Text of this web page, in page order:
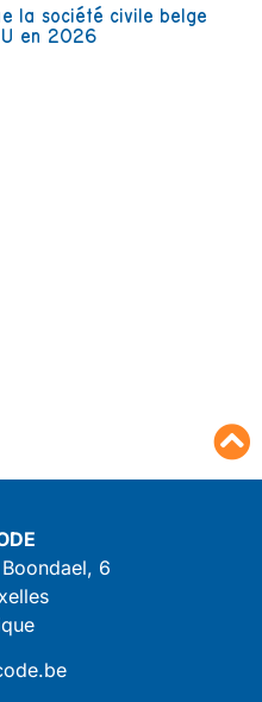
la société civile belge
en 2026
6